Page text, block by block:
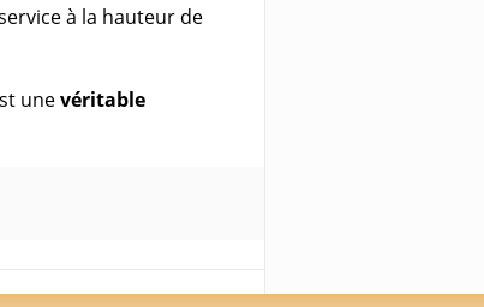
à la hauteur de
unevéritable